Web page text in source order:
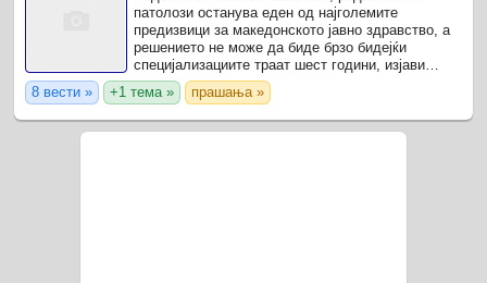
патолози останува еден од најголемите
предизвици за македонското јавно здравство, а
решението не може да биде брзо бидејќи
специјализациите траат шест години, изјави
министерот за здравство Сашо Клековски.
8 вести » +1 тема » прашања »